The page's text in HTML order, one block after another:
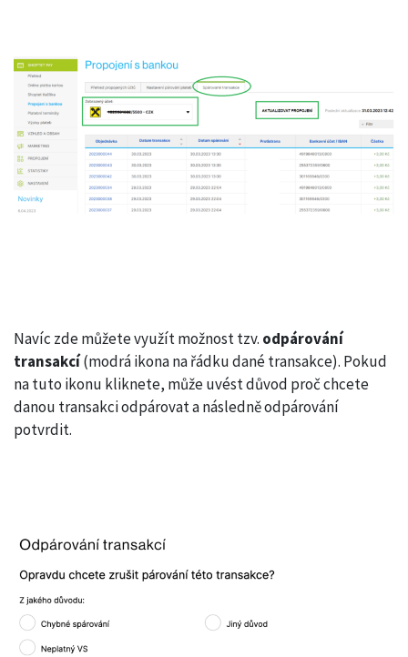
Navíc zde můžete využít možnost tzv. odpárování
transakcí(modrá ikona na řádku dané transakce). Pokud
na tuto ikonu kliknete, může uvést důvod proč chcete
danou transakci odpárovat a následně odpárování
potvrdit.